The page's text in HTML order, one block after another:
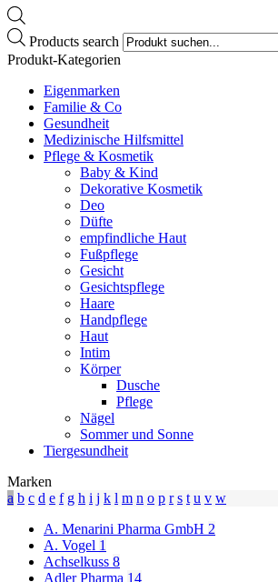
Products search
Produkt-Kategorien
Eigenmarken
Familie & Co
Gesundheit
Medizinische Hilfsmittel
Pflege & Kosmetik
Baby & Kind
Dekorative Kosmetik
Deo
Düfte
empfindliche Haut
Fußpflege
Gesicht
Gesichtspflege
Haare
Handpflege
Haut
Intim
Körper
Dusche
Pflege
Nägel
Sommer und Sonne
Tiergesundheit
Marken
a b c d e f g h i j k l m n o p r s t u v w
A. Menarini Pharma GmbH 2
A. Vogel 1
Achselkuss 8
Adler Pharma 14